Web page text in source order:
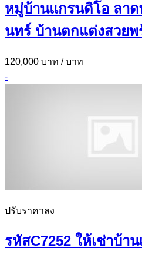
หมู่บ้านแกรนดิโอ ลาด
นทร์ บ้านตกแต่งสวยพ
120,000 บาท / บาท
-
ปรับราคาลง
รหัสC7252 ให้เช่าบ้า